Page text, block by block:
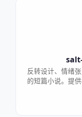
反转设计、情绪
的短篇小说。提